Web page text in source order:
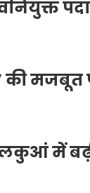
की
में